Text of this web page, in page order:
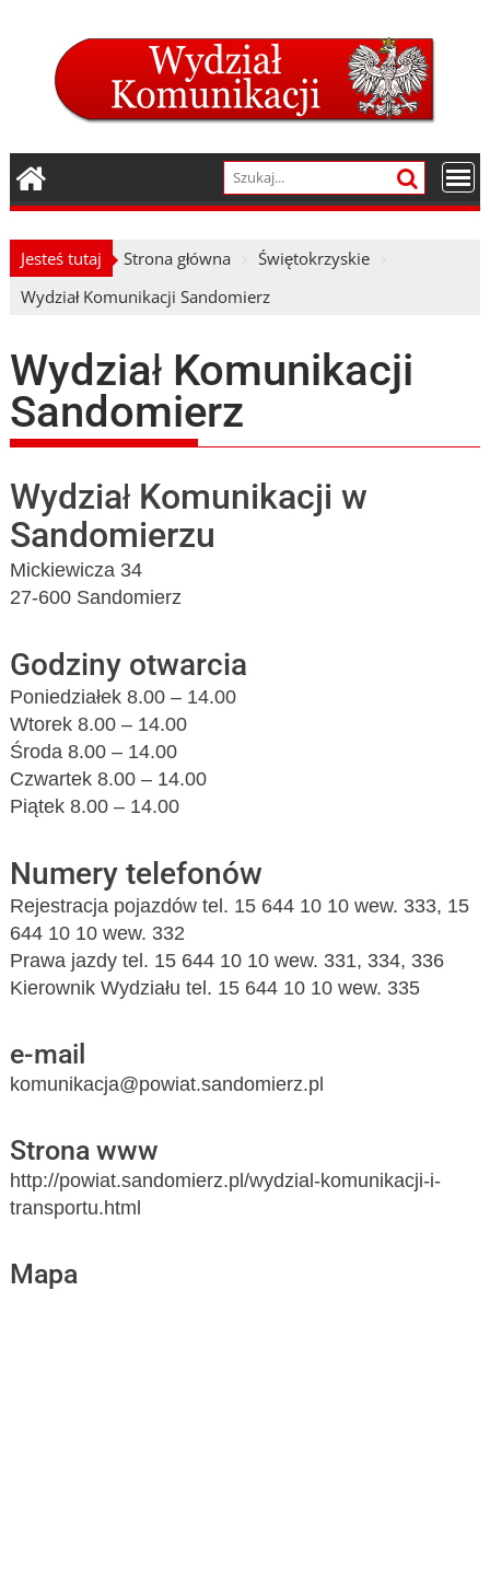
Jesteś tutaj Strona główna
Świętokrzyskie
Wydział Komunikacji Sandomierz
Wydział Komunikacji
Sandomierz
Wydział Komunikacji w
Sandomierzu
Mickiewicza 34
27-600 Sandomierz
Godziny otwarcia
Poniedziałek 8.00 – 14.00
Wtorek 8.00 – 14.00
Środa 8.00 – 14.00
Czwartek 8.00 – 14.00
Piątek 8.00 – 14.00
Numery telefonów
Rejestracja pojazdów tel. 15 644 10 10 wew. 333, 15
644 10 10 wew. 332
Prawa jazdy tel. 15 644 10 10 wew. 331, 334, 336
Kierownik Wydziału tel. 15 644 10 10 wew. 335
e-mail
komunikacja@powiat.sandomierz.pl
Strona www
http://powiat.sandomierz.pl/wydzial-komunikacji-i-
transportu.html
Mapa